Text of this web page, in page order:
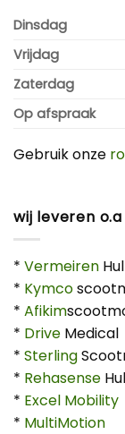
Dinsdag
Vrijdag
Zaterdag
Op afspraak
Gebruik onze
wij leveren o.a
* Vermeiren
* Kymco
* Afikim
* Drive Medical
* Sterling
* Rehasense
* Excel Mobility
* MultiMotion